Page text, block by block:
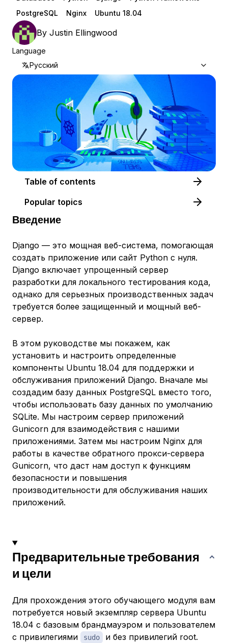
PostgreSQL
Nginx Ubuntu 18.04
By Justin Ellingwood
Language
Русский
Table of contents
Popular topics
Введение
Django — это мощная веб-система, помогающая
создать приложение или сайт Python с нуля.
Django включает упрощенный сервер
разработки для локального тестирования кода,
однако для серьезных производственных задач
требуется более защищенный и мощный веб-
сервер.
В этом руководстве мы покажем, как
установить и настроить определенные
компоненты Ubuntu 18.04 для поддержки и
обслуживания приложений Django. Вначале мы
создадим базу данных PostgreSQL вместо того,
чтобы использовать базу данных по умолчанию
SQLite. Мы настроим сервер приложений
Gunicorn для взаимодействия с нашими
приложениями. Затем мы настроим Nginx для
работы в качестве обратного прокси-сервера
Gunicorn, что даст нам доступ к функциям
безопасности и повышения
производительности для обслуживания наших
приложений.
Предварительные требования
и цели
Для прохождения этого обучающего модуля вам
потребуется новый экземпляр сервера Ubuntu
18.04 с базовым брандмауэром и пользователем
с привилегиями
sudo
и без привилегий root.